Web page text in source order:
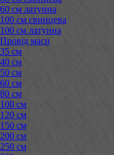
60 см латунна
100 см свинцева
100 см латунна
Провід маси
35 см
40 см
50 см
60 см
80 см
100 см
120 см
150 см
200 см
250 см